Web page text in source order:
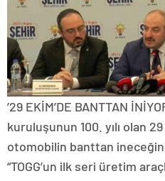
’29 EKİM’DE BANTTAN
kuruluşunun 100. yılı olan
otomobilin banttan
“TOGG’un ilk seri üretim